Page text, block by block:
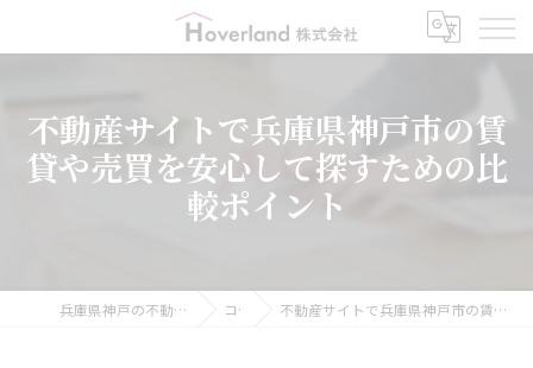
不動産サイトで兵庫県神戸市の賃
貸や売買を安心して探すための比
較ポイント
兵庫県神戸の不動産ならHoverland株式会社 コラム 不動産サイトで兵庫県神戸市の賃貸や売買を安心して探すための比較ポイント